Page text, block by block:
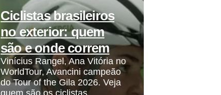
Ciclistas brasileiros
no exterior: quem
são e onde correm
Vinícius Rangel, Ana Vitória no
WorldTour, Avancini campeão
do Tour of the Gila 2026. Veja
quem são os ciclistas